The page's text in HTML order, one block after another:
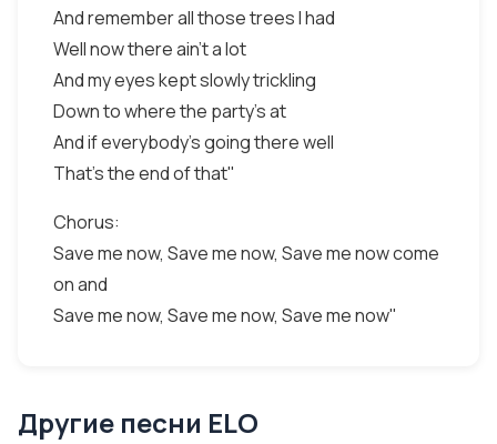
And remember all those trees I had
Well now there ain't a lot
And my eyes kept slowly trickling
Down to where the party's at
And if everybody's going there well
That's the end of that"
Chorus:
Save me now, Save me now, Save me now come
on and
Save me now, Save me now, Save me now"
Другие песни ELO